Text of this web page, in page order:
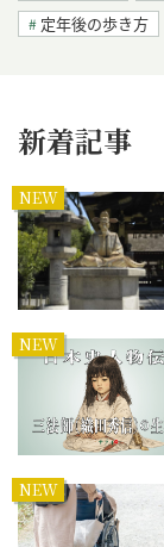
定年後の歩き方
新着記事
NEW
NEW
NEW